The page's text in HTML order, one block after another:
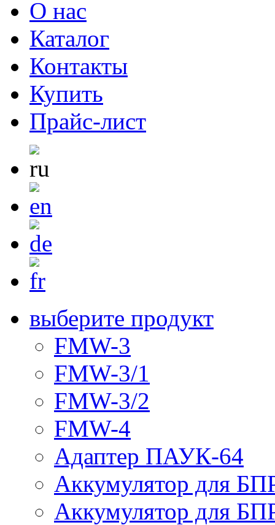
О нас
Каталог
Контакты
Купить
Прайс-лист
выберите продукт
FMW-3
FMW-3/1
FMW-3/2
FMW-4
Адаптер ПАУК-64
Аккумулятор для
Аккумулятор для